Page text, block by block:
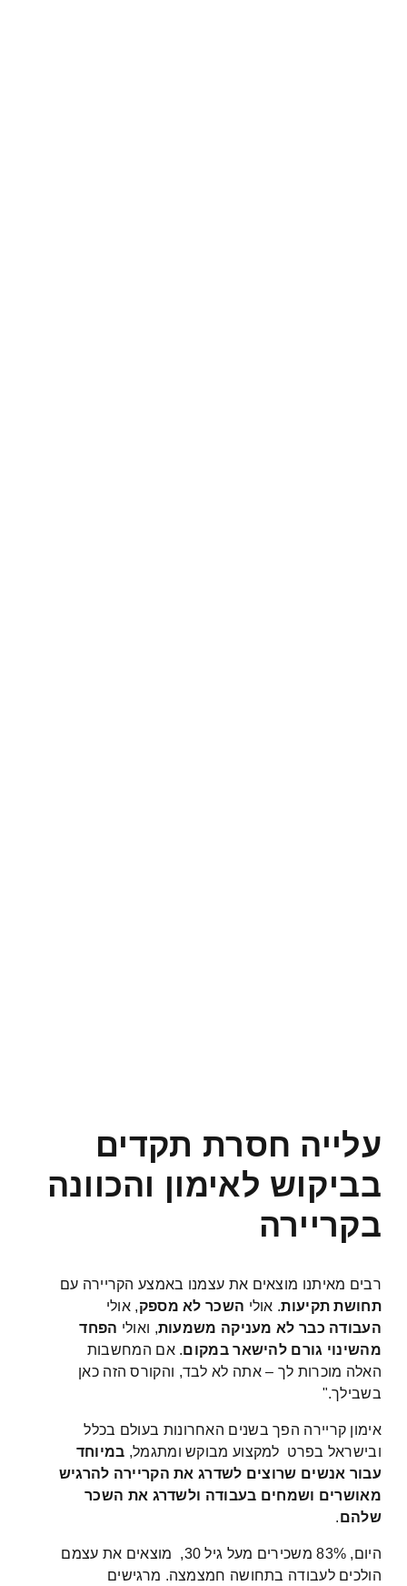
עלייה חסרת תקדים
בביקוש לאימון והכוונה
בקריירה
רבים מאיתנו מוצאים את עצמנו באמצע הקריירה עם
תחושת תקיעות. אוליהשכר לא מספק, אולי
העבודה כבר לא מעניקה משמעות, ואוליהפחד
מהשינוי גורם להישאר במקום. אם המחשבות
האלה מוכרות לך – אתה לא לבד, והקורס הזה כאן
בשבילך."
אימון קריירה הפך בשנים האחרונות בעולם בכלל
ובישראל בפרט למקצוע מבוקש ומתגמל,במיוחד
עבור אנשים שרוצים לשדרג את הקריירה להרגיש
מאושרים ושמחים בעבודה ולשדרג את השכר
שלהם.
היום, 83% משכירים מעל גיל 30, מוצאים את עצמם
הולכים לעבודה בתחושה חמצמצה. מרגישים